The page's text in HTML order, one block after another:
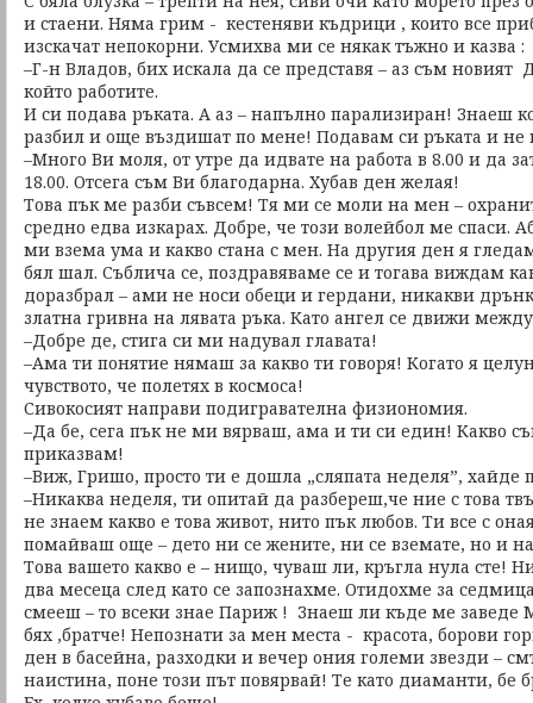
и стаени. Няма грим - кестеняви къдрици , които все
изскачат непокорни. Усмихва ми се някак тъжно и казва :
–Г-н Владов, бих искала да се представя – аз съм новият
който работите.
И си подава ръката. А аз – напълно парализиран! Знаеш
разбил и още въздишат по мене! Подавам си ръката и не
–Много Ви моля, от утре да идвате на работа в 8.00 и да
18.00. Отсега съм Ви благодарна. Хубав ден желая!
Това пък ме разби съвсем! Тя ми се моли на мен –
средно едва изкарах. Добре, че този волейбол ме спаси.
ми взема ума и какво стана с мен. На другия ден я
бял шал. Съблича се, поздравяваме се и тогава виждам
доразбрал – ами не носи обеци и гердани, никакви
златна гривна на лявата ръка. Като ангел се движи
–Добре де, стига си ми надувал главата!
–Ама ти понятие нямаш за какво ти говоря! Когато я
чувството, че полетях в космоса!
Сивокосият направи подигравателна физиономия.
–Да бе, сега пък не ми вярваш, ама и ти си един! Какво
приказвам!
–Виж, Гришо, просто ти е дошла „сляпата неделя”, хайде
–Никаква неделя, ти опитай да разбереш,че ние с това
не знаем какво е това живот, нито пък любов. Ти все с
помайваш още – дето ни се жените, ни се вземате, но и
Това вашето какво е – нищо, чуваш ли, кръгла нула сте!
два месеца след като се запознахме. Отидохме за
смееш – то всеки знае Париж ! Знаеш ли къде ме заведе
бях ,братче! Непознати за мен места - красота, борови
ден в басейна, разходки и вечер ония големи звезди –
наистина, поне този път повярвай! Те като диаманти, бе